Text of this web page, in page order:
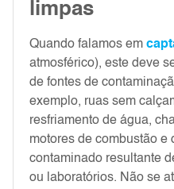
limpas
Quando falamos em
atmosférico), este deve
de fontes de
exemplo, ruas sem
resfriamento de água,
motores de combustão e
contaminado resultante
ou laboratórios. Não se